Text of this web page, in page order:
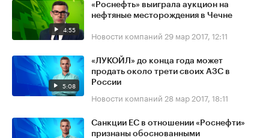
4:55
«Роснефть» выиграла аукцион на
нефтяные месторождения в Чечне
Новости компаний 29 мар 2017, 12:11
5:08
«ЛУКОЙЛ» до конца года может
продать около трети своих АЗС в
России
Новости компаний 28 мар 2017, 18:11
Санкции ЕС в отношении «Роснефти»
признаны обоснованными